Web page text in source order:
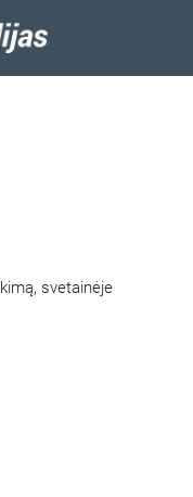
svetainėje